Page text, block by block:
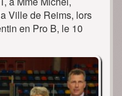
Ville de Reims, lors
en Pro B, le 10